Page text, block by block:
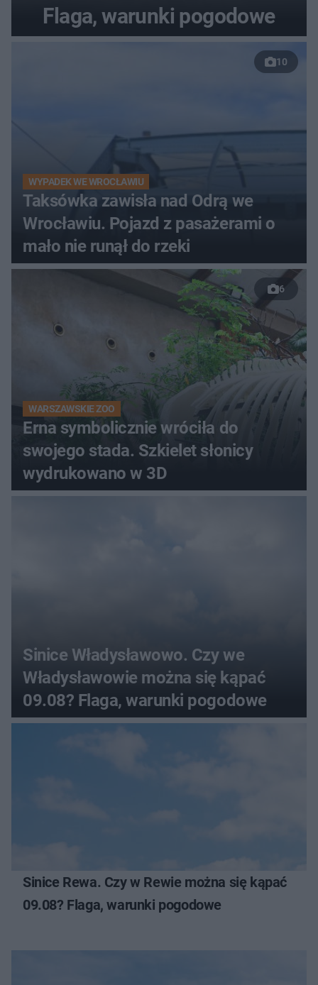
Flaga, warunki pogodowe
10
WYPADEK WE WROCŁAWIU
Taksówka zawisła nad Odrą we
Wrocławiu. Pojazd z pasażerami o
mało nie runął do rzeki
6
WARSZAWSKIE ZOO
Erna symbolicznie wróciła do
swojego stada. Szkielet słonicy
wydrukowano w 3D
Sinice Władysławowo. Czy we
Władysławowie można się kąpać
09.08? Flaga, warunki pogodowe
Sinice Rewa. Czy w Rewie można się kąpać
09.08? Flaga, warunki pogodowe